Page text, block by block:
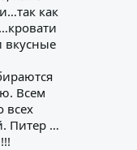
как
вкусные
Всем
всех
Питер …